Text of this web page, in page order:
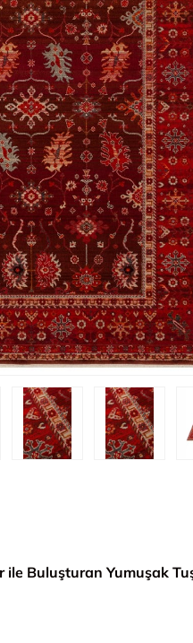
ile Buluşturan Yumuşak